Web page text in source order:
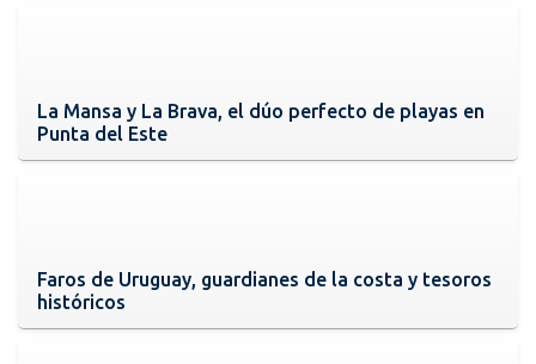
La Mansa y La Brava, el dúo perfecto de playas en
Punta del Este
Faros de Uruguay, guardianes de la costa y tesoros
históricos